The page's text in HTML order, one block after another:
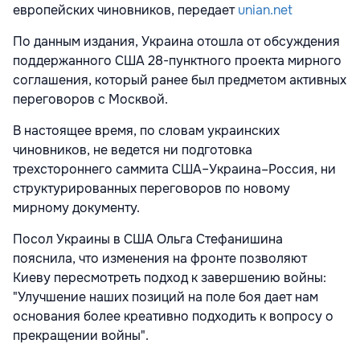
европейских чиновников, передаетunian.net
По данным издания, Украина отошла от обсуждения
поддержанного США 28-пунктного проекта мирного
соглашения, который ранее был предметом активных
переговоров с Москвой.
В настоящее время, по словам украинских
чиновников, не ведется ни подготовка
трехстороннего саммита США–Украина–Россия, ни
структурированных переговоров по новому
мирному документу.
Посол Украины в США Ольга Стефанишина
пояснила, что изменения на фронте позволяют
Киеву пересмотреть подход к завершению войны:
"Улучшение наших позиций на поле боя дает нам
основания более креативно подходить к вопросу о
прекращении войны".